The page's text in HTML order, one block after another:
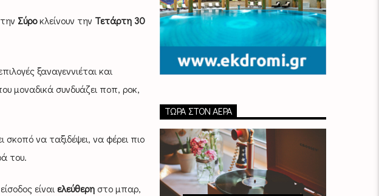
Σύροκλείνουν την Τετάρτη 30
ξαναγεννιέται και
μοναδικά συνδυάζει ποπ, ροκ,
να ταξιδέψει, να φέρει πιο
του.
είναι ελεύθερηστο μπαρ,
ΤΏΡΑ ΣΤΟΝ ΑΈΡΑ